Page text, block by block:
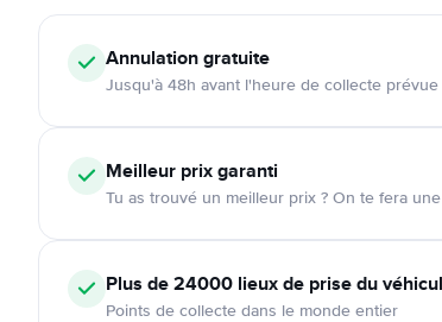
Annulationgratuite
Jusqu'à 48h avant l'heure de collecte prévue
Meilleur prix garanti
Tu as trouvé un meilleur prix ? On te fera
Plus de 24000 lieux de prise du
Points de collecte dans le monde entier